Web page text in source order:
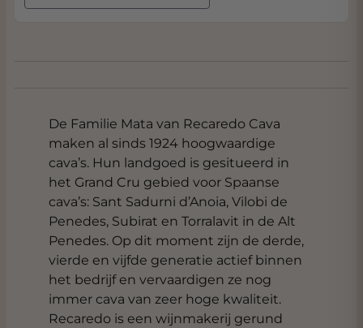
De Familie Mata van Recaredo Cava
maken al sinds 1924 hoogwaardige
cava’s. Hun landgoed is gesitueerd in
het Grand Cru gebied voor Spaanse
cava’s: Sant Sadurni d’Anoia, Vilobi de
Penedes, Subirat en Torralavit in de Alt
Penedes. Op dit moment zijn de derde,
vierde en vijfde generatie actief binnen
het bedrijf en vervaardigen ze nog
immer cava van zeer hoge kwaliteit.
Recaredo is een wijnmakerij gerund